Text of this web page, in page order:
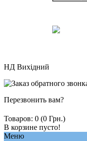
НД Вихідний
Перезвонить вам?
Товаров: 0 (0 Грн.)
В корзине пусто!
Меню